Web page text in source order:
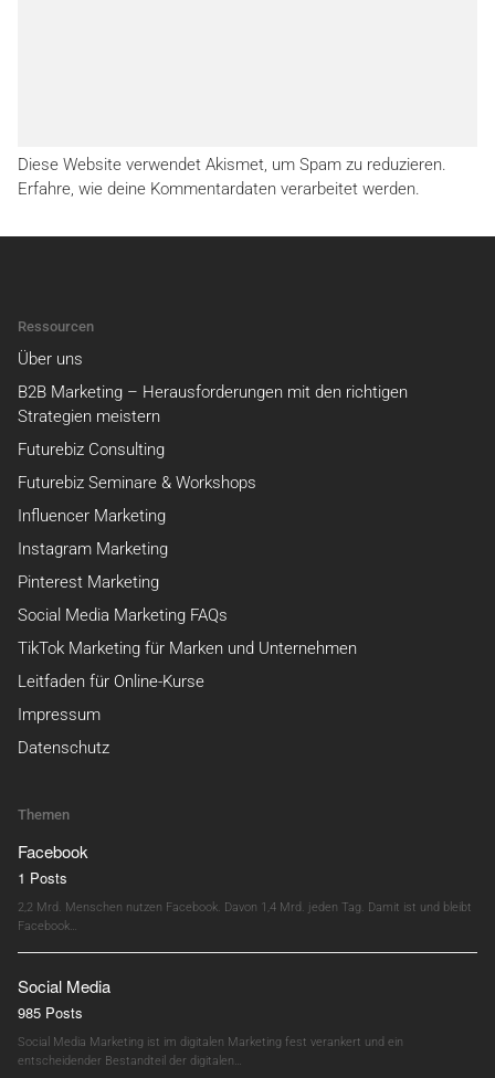
Diese Website verwendet Akismet, um Spam zu reduzieren.
Erfahre, wie deine Kommentardaten verarbeitet werden.
Ressourcen
Über uns
B2B Marketing – Herausforderungen mit den richtigen
Strategien meistern
Futurebiz Consulting
Futurebiz Seminare & Workshops
Influencer Marketing
Instagram Marketing
Pinterest Marketing
Social Media Marketing FAQs
TikTok Marketing für Marken und Unternehmen
Leitfaden für Online-Kurse
Impressum
Datenschutz
Themen
Facebook
1 Posts
2,2 Mrd. Menschen nutzen Facebook. Davon 1,4 Mrd. jeden Tag. Damit ist und bleibt
Facebook…
Social Media
985 Posts
Social Media Marketing ist im digitalen Marketing fest verankert und ein
entscheidender Bestandteil der digitalen…